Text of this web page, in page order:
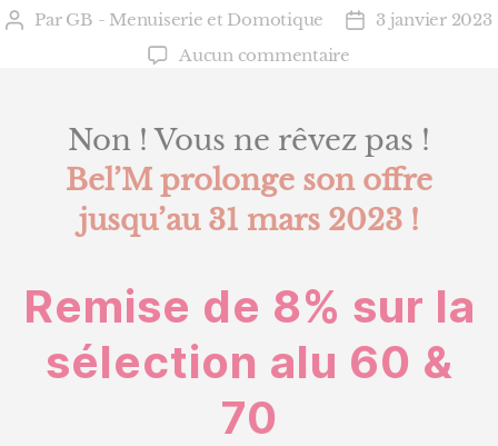
Auteur
Par GB - Menuiserie et Domotique
Date3 janvier 2023
Aucun commentairesur
de
8%
!
Non ! Vous ne rêvez pas !
Bel’M prolonge son offre
jusqu’au 31 mars 2023 !
Remise de 8% sur la
sélection alu 60 &
70